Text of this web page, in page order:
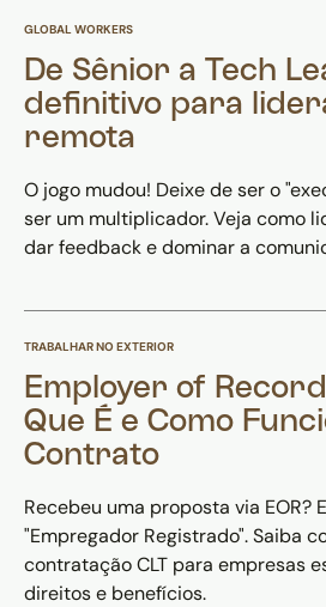
GLOBAL WORKERS
De Sênior a Tech
definitivo para
remota
O jogo mudou! Deixe de ser o
ser um multiplicador. Veja como
dar feedback e dominar a
TRABALHAR NO EXTERIOR
Employer of Record
Que É e Como
Contrato
Recebeu uma proposta via EOR?
"Empregador Registrado". Saiba
contratação CLT para empresas
direitos e benefícios.